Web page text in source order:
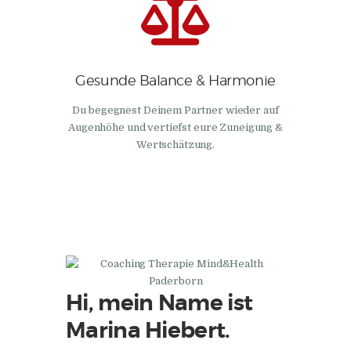
Gesunde Balance & Harmonie
Du begegnest Deinem Partner wieder auf
Augenhöhe und vertiefst eure Zuneigung &
Wertschätzung.
Hi, mein Name ist
Marina Hiebert.